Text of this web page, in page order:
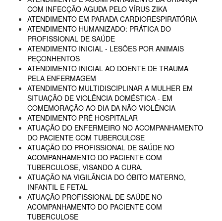
COM INFECÇÃO AGUDA PELO VÍRUS ZIKA
ATENDIMENTO EM PARADA CARDIORESPIRATÓRIA
ATENDIMENTO HUMANIZADO: PRÁTICA DO
PROFISSIONAL DE SAÚDE
ATENDIMENTO INICIAL - LESÕES POR ANIMAIS
PEÇONHENTOS
ATENDIMENTO INICIAL AO DOENTE DE TRAUMA
PELA ENFERMAGEM
ATENDIMENTO MULTIDISCIPLINAR A MULHER EM
SITUAÇÃO DE VIOLÊNCIA DOMÉSTICA - EM
COMEMORAÇÃO AO DIA DA NÃO VIOLÊNCIA
ATENDIMENTO PRÉ HOSPITALAR
ATUAÇÃO DO ENFERMEIRO NO ACOMPANHAMENTO
DO PACIENTE COM TUBERCULOSE
ATUAÇÃO DO PROFISSIONAL DE SAÚDE NO
ACOMPANHAMENTO DO PACIENTE COM
TUBERCULOSE, VISANDO A CURA.
ATUAÇÃO NA VIGILÂNCIA DO ÓBITO MATERNO,
INFANTIL E FETAL
ATUAÇÃO PROFISSIONAL DE SAÚDE NO
ACOMPANHAMENTO DO PACIENTE COM
TUBERCULOSE